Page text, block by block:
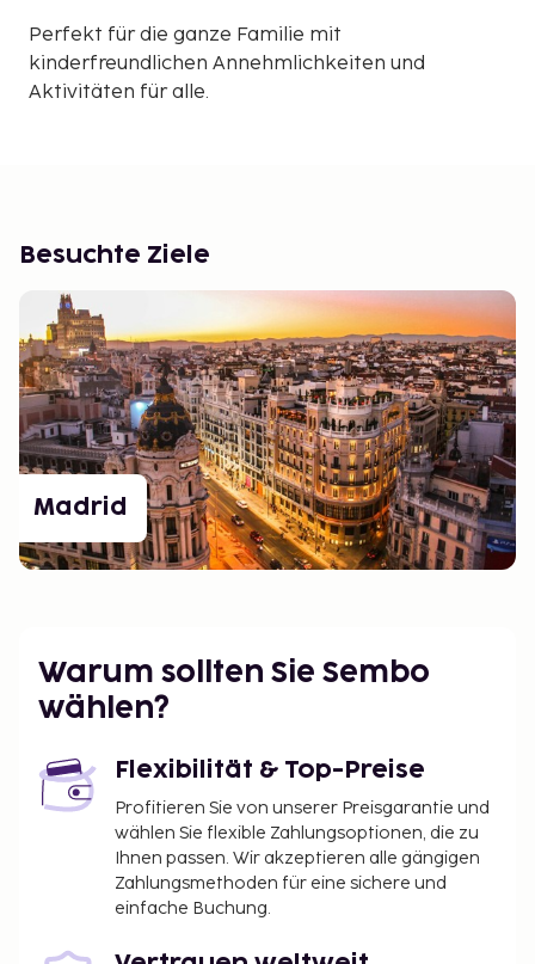
Perfekt für die ganze Familie mit
kinderfreundlichen Annehmlichkeiten und
Aktivitäten für alle.
Besuchte Ziele
Madrid
Warum sollten Sie Sembo
wählen?
Flexibilität & Top-Preise
Profitieren Sie von unserer Preisgarantie und
wählen Sie flexible Zahlungsoptionen, die zu
Ihnen passen. Wir akzeptieren alle gängigen
Zahlungsmethoden für eine sichere und
einfache Buchung.